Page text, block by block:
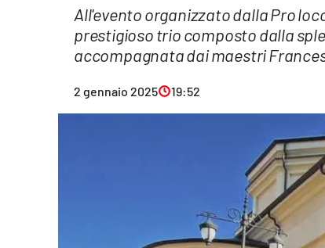
All'evento organizzato dalla Pro
prestigioso trio composto dalla
accompagnata dai maestri
2 gennaio 2025 19:52